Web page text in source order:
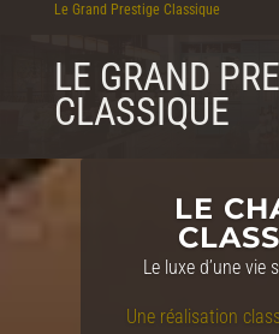
Le Grand Prestige Classique
LE GRAND
CLASSIQUE
LE
Le luxe d’une vie
Une réalisation